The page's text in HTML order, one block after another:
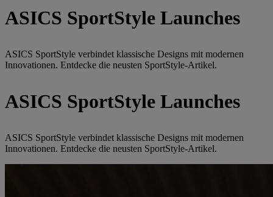
ASICS SportStyle Launches
ASICS SportStyle verbindet klassische Designs mit modernen
Innovationen. Entdecke die neusten SportStyle-Artikel.
ASICS SportStyle Launches
ASICS SportStyle verbindet klassische Designs mit modernen
Innovationen. Entdecke die neusten SportStyle-Artikel.